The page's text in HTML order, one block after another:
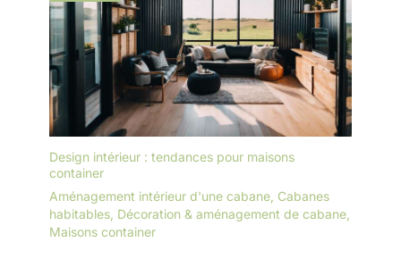
Design intérieur : tendances pour maisons
container
Aménagement intérieur d'une cabane Cabanes
habitables Décoration & aménagement de cabane
Maisons container